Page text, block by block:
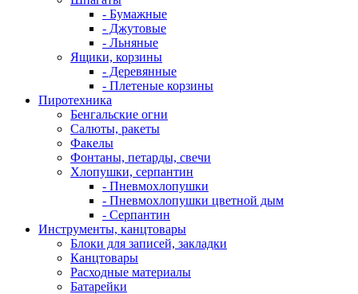
- Бумажные
- Джутовые
- Льняные
Ящики, корзины
- Деревянные
- Плетеные корзины
Пиротехника
Бенгальские огни
Салюты, ракеты
Факелы
Фонтаны, петарды, свечи
Хлопушки, серпантин
- Пневмохлопушки
- Пневмохлопушки цветной дым
- Серпантин
Инструменты, канцтовары
Блоки для записей, закладки
Канцтовары
Расходные материалы
Батарейки